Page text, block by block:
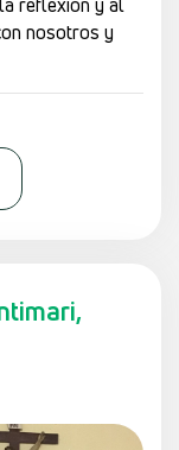
nosotros y